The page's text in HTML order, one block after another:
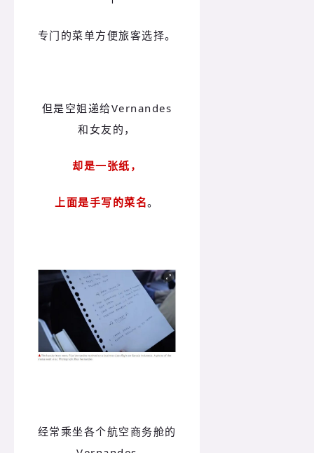
专门的菜单方便旅客选择。
但是空姐递给Vernandes
和女友的，
却是一张纸，
上面是手写的菜名。
经常乘坐各个航空商务舱的